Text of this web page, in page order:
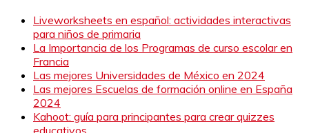
Liveworksheets en español: actividades interactivas
para niños de primaria
La Importancia de los Programas de curso escolar en
Francia
Las mejores Universidades de México en 2024
Las mejores Escuelas de formación online en España
2024
Kahoot: guía para principantes para crear quizzes